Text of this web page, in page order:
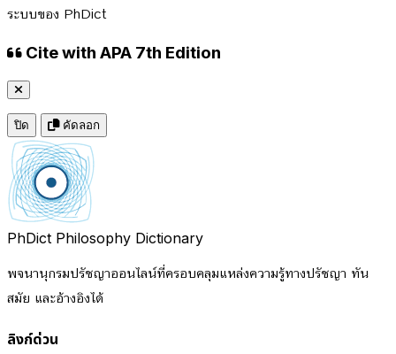
ระบบของ PhDict
Cite with APA 7th Edition
ปิด คัดลอก
PhDict Philosophy Dictionary
พจนานุกรมปรัชญาออนไลน์ที่ครอบคลุมแหล่งความรู้ทางปรัชญา ทัน
สมัย และอ้างอิงได้
ลิงก์ด่วน